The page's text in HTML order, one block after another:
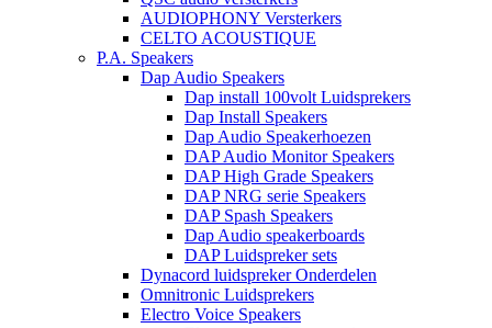
AUDIOPHONY Versterkers
CELTO ACOUSTIQUE
P.A. Speakers
Dap Audio Speakers
Dap install 100volt Luidsprekers
Dap Install Speakers
Dap Audio Speakerhoezen
DAP Audio Monitor Speakers
DAP High Grade Speakers
DAP NRG serie Speakers
DAP Spash Speakers
Dap Audio speakerboards
DAP Luidspreker sets
Dynacord luidspreker Onderdelen
Omnitronic Luidsprekers
Electro Voice Speakers